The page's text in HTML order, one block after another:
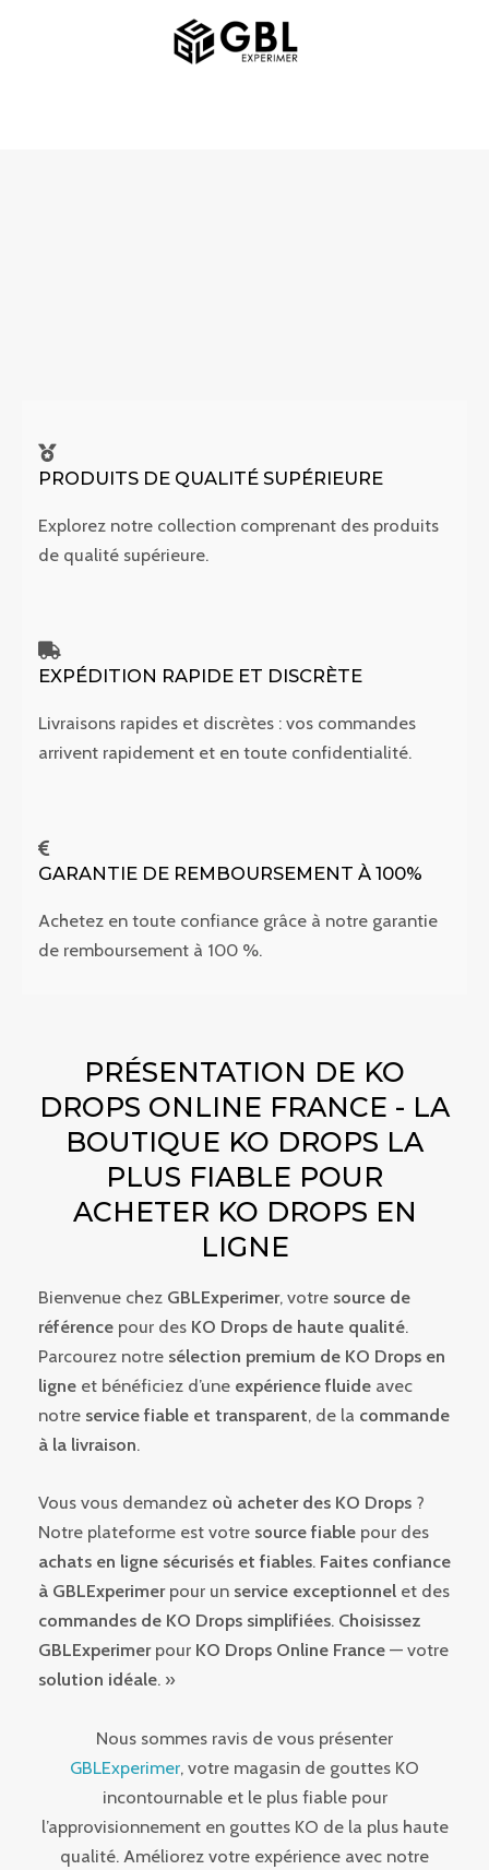
MAIN
MENU
PRODUITS DE QUALITÉ SUPÉRIEURE
Explorez notre collection comprenant des produits
de qualité supérieure.
EXPÉDITION RAPIDE ET DISCRÈTE
Livraisons rapides et discrètes : vos commandes
arrivent rapidement et en toute confidentialité.
GARANTIE DE REMBOURSEMENT À 100%
Achetez en toute confiance grâce à notre garantie
de remboursement à 100 %.
PRÉSENTATION DE KO
DROPS ONLINE FRANCE - LA
BOUTIQUE KO DROPS LA
PLUS FIABLE POUR
ACHETER KO DROPS EN
LIGNE
Bienvenue chez GBLExperimer, votre source de
référence pour des KO Drops de haute qualité.
Parcourez notre sélection premium de KO Drops en
ligne et bénéficiez d’une expérience fluide avec
notre service fiable et transparent, de la commande
à la livraison.
Vous vous demandez où acheter des KO Drops ?
Notre plateforme est votre source fiable pour des
achats en ligne sécurisés et fiables. Faites confiance
à GBLExperimerpour un service exceptionnel et des
commandes de KO Drops simplifiées. Choisissez
GBLExperimerpour KO Drops Online France — votre
solution idéale. »
Nous sommes ravis de vous présenter
GBLExperimer, votre magasin de gouttes KO
incontournable et le plus fiable pour
l’approvisionnement en gouttes KO de la plus haute
qualité. Améliorez votre expérience avec notre